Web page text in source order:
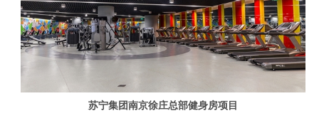
苏宁集团南京徐庄总部健身房项目